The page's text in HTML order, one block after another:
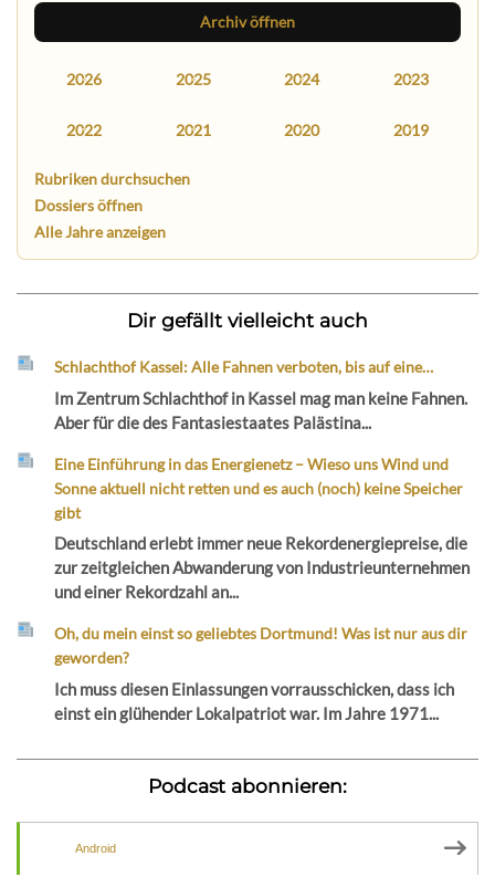
Archiv öffnen
2026 2025 2024 2023
2022 2021 2020 2019
Rubriken durchsuchen
Dossiers öffnen
Alle Jahre anzeigen
Dir gefällt vielleicht auch
Schlachthof Kassel: Alle Fahnen verboten, bis auf eine…
Im Zentrum Schlachthof in Kassel mag man keine Fahnen.
Aber für die des Fantasiestaates Palästina...
Eine Einführung in das Energienetz – Wieso uns Wind und
Sonne aktuell nicht retten und es auch (noch) keine Speicher
gibt
Deutschland erlebt immer neue Rekordenergiepreise, die
zur zeitgleichen Abwanderung von Industrieunternehmen
und einer Rekordzahl an...
Oh, du mein einst so geliebtes Dortmund! Was ist nur aus dir
geworden?
Ich muss diesen Einlassungen vorrausschicken, dass ich
einst ein glühender Lokalpatriot war. Im Jahre 1971...
Podcast abonnieren:
Android